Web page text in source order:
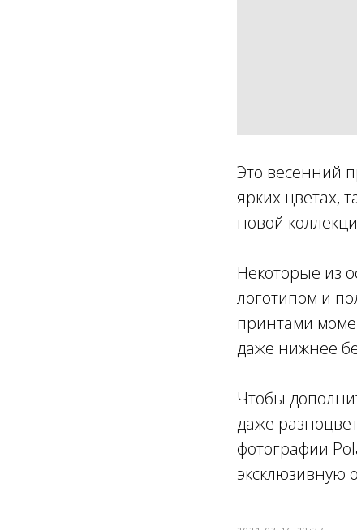
Это весенний
ярких цветах,
новой
Некоторые из
логотипом и
принтами
даже нижнее
Чтобы
даже
фотографии
эксклюзивную